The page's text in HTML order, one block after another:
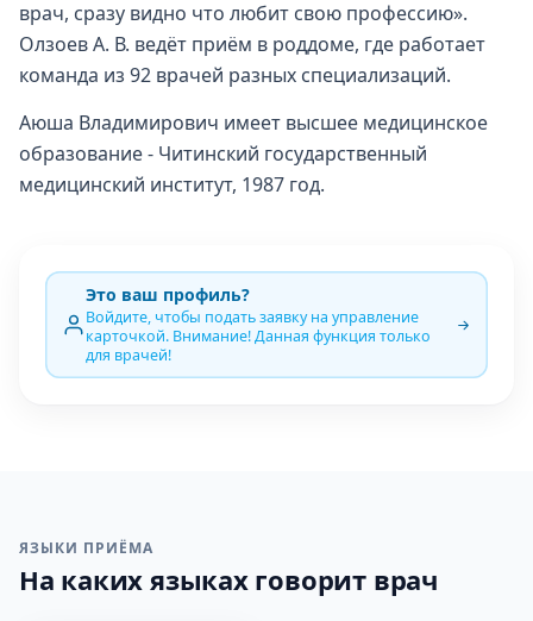
врач, сразу видно что любит свою профессию».
Олзоев А. В. ведёт приём в роддоме, где работает
команда из 92 врачей разных специализаций.
Аюша Владимирович имеет высшее медицинское
образование - Читинский государственный
медицинский институт, 1987 год.
Это ваш профиль?
Войдите, чтобы подать заявку на управление
карточкой. Внимание! Данная функция только
для врачей!
ЯЗЫКИ ПРИЁМА
На каких языках говорит врач